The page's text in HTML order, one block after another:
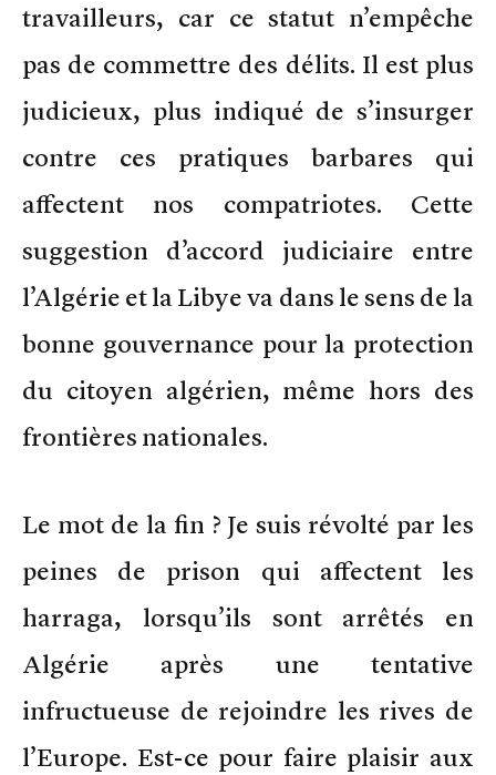
travailleurs, car ce statut n’empêche
pas de commettre des délits. Il est plus
judicieux, plus indiqué de s’insurger
contre ces pratiques barbares qui
affectent nos compatriotes. Cette
suggestion d’accord judiciaire entre
l’Algérie et la Libye va dans le sens de la
bonne gouvernance pour la protection
du citoyen algérien, même hors des
frontières nationales.
Le mot de la fin ? Je suis révolté par les
peines de prison qui affectent les
harraga, lorsqu’ils sont arrêtés en
Algérie après une tentative
infructueuse de rejoindre les rives de
l’Europe. Est-ce pour faire plaisir aux